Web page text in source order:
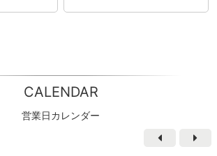
CALENDAR
営業日カレンダー